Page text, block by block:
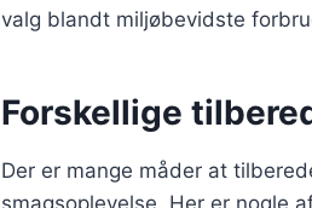
valg blandt miljøbevidste
Forskellige
Der er mange måder at
smagsoplevelse. Her er nogle